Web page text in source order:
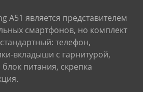
A51 является представителем
смартфонов, но комплект
телефон,
вкладыши с гарнитурой,
питания, скрепка